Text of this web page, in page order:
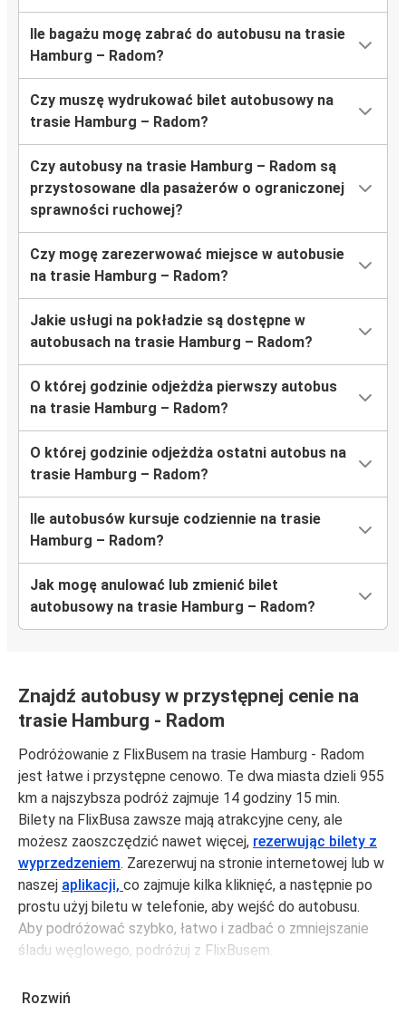
Ile bagażu mogę zabrać do autobusu na trasie
Hamburg – Radom?
Czy muszę wydrukować bilet autobusowy na
trasie Hamburg – Radom?
Czy autobusy na trasie Hamburg – Radom są
przystosowane dla pasażerów o ograniczonej
sprawności ruchowej?
Czy mogę zarezerwować miejsce w autobusie
na trasie Hamburg – Radom?
Jakie usługi na pokładzie są dostępne w
autobusach na trasie Hamburg – Radom?
O której godzinie odjeżdża pierwszy autobus
na trasie Hamburg – Radom?
O której godzinie odjeżdża ostatni autobus na
trasie Hamburg – Radom?
Ile autobusów kursuje codziennie na trasie
Hamburg – Radom?
Jak mogę anulować lub zmienić bilet
autobusowy na trasie Hamburg – Radom?
Znajdź autobusy w przystępnej cenie na
trasie Hamburg - Radom
Podróżowanie z FlixBusem na trasie Hamburg - Radom
jest łatwe i przystępne cenowo. Te dwa miasta dzieli 955
km a najszybsza podróż zajmuje 14 godziny 15 min.
Bilety na FlixBusa zawsze mają atrakcyjne ceny, ale
możesz zaoszczędzić nawet więcej, rezerwując bilety z
wyprzedzeniem. Zarezerwuj na stronie internetowej lub w
naszej aplikacji, co zajmuje kilka kliknięć, a następnie po
prostu użyj biletu w telefonie, aby wejść do autobusu.
Aby podróżować szybko, łatwo i zadbać o zmniejszanie
śladu węglowego, podróżuj z FlixBusem.
Rozwiń